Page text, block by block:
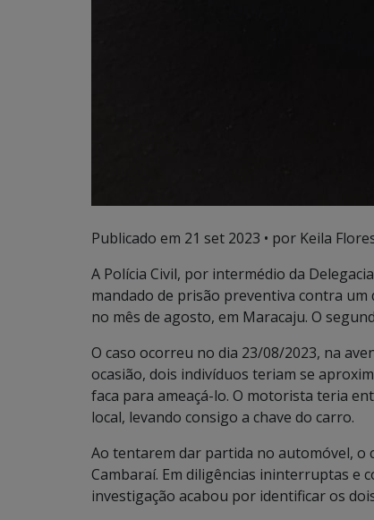
Publicado em 21 set 2023 • por Keila
A Polícia Civil, por intermédio da
mandado de prisão preventiva contra
no mês de agosto, em Maracaju. O
O caso ocorreu no dia 23/08/2023, na
ocasião, dois indivíduos teriam se
faca para ameaçá-lo. O motorista teria
local, levando consigo a chave do carro.
Ao tentarem dar partida no automóvel,
Cambaraí. Em diligências ininterruptas e
investigação acabou por identificar os